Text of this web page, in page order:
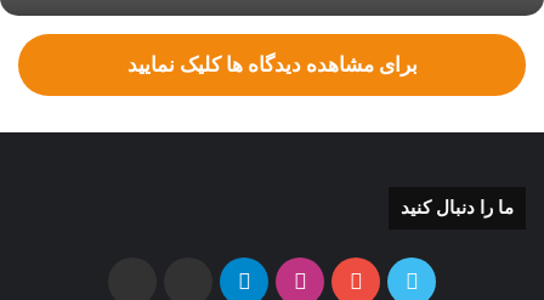
برای مشاهده دیدگاه ها کلیک نمایید
ما را دنبال کنید
توییتر یوتیوب اینستاگرامتلگرام